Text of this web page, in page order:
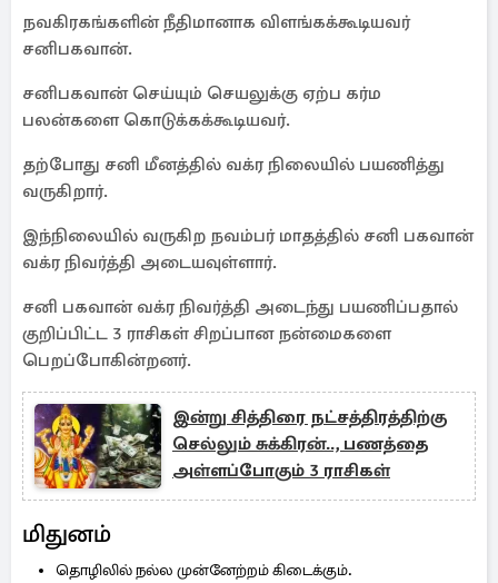
நவகிரகங்களின் நீதிமானாக விளங்கக்கூடியவர்
சனிபகவான்.
சனிபகவான் செய்யும் செயலுக்கு ஏற்ப கர்ம
பலன்களை கொடுக்கக்கூடியவர்.
தற்போது சனி மீனத்தில் வக்ர நிலையில் பயணித்து
வருகிறார்.
இந்நிலையில் வருகிற நவம்பர் மாதத்தில் சனி பகவான்
வக்ர நிவர்த்தி அடையவுள்ளார்.
சனி பகவான் வக்ர நிவர்த்தி அடைந்து பயணிப்பதால்
குறிப்பிட்ட 3 ராசிகள் சிறப்பான நன்மைகளை
பெறப்போகின்றனர்.
இன்று சித்திரை நட்சத்திரத்திற்கு
செல்லும் சுக்கிரன்.., பணத்தை
அள்ளப்போகும் 3 ராசிகள்
மிதுனம்
தொழிலில் நல்ல முன்னேற்றம் கிடைக்கும்.